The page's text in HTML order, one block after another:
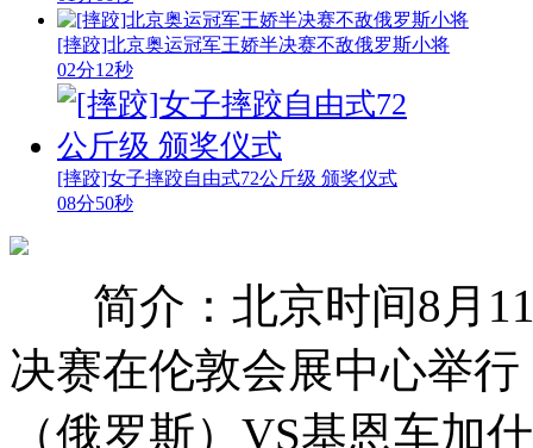
[摔跤]北京奥运冠军王娇半决赛不敌俄罗斯小将
02分12秒
[摔跤]女子摔跤自由式72公斤级 颁奖仪式
08分50秒
简介：北京时间8月
决赛在伦敦会展中心举
（俄罗斯）VS基恩车加